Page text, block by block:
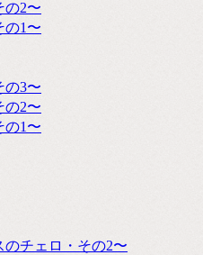
の2〜
の1〜
の3〜
の2〜
の1〜
チェロ・その2〜